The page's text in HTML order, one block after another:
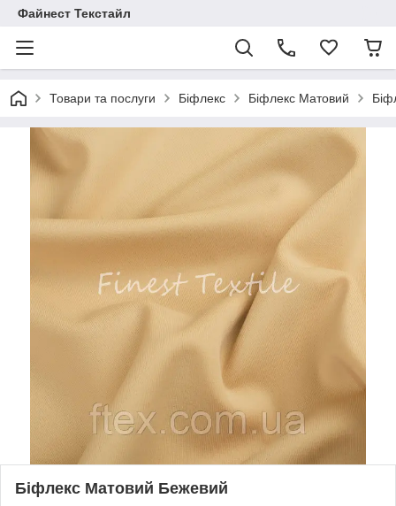
Файнест Текстайл
Товари та послуги Біфлекс Біфлекс Матовий
Біфлекс Матовий Бежевий